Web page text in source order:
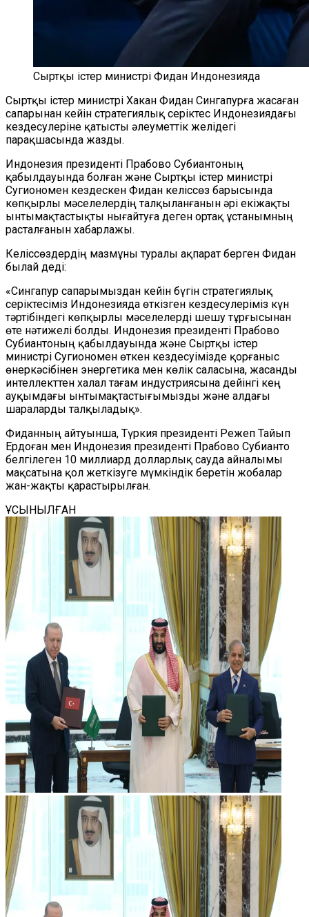
Сыртқы істер министрі Фидан Индонезияда
Сыртқы істер министрі Хакан Фидан Сингапурға жасаған
сапарынан кейін стратегиялық серіктес Индонезиядағы
кездесулеріне қатысты әлеуметтік желідегі
парақшасында жазды.
Индонезия президенті Прабово Субиантоның
қабылдауында болған және Сыртқы істер министрі
Сугиономен кездескен Фидан келіссөз барысында
көпқырлы мәселелердің талқыланғанын әрі екіжақты
ынтымақтастықты нығайтуға деген ортақ ұстанымның
расталғанын хабарлажы.
Келіссөздердің мазмұны туралы ақпарат берген Фидан
былай деді:
«Сингапур сапарымыздан кейін бүгін стратегиялық
серіктесіміз Индонезияда өткізген кездесулеріміз күн
тәртібіндегі көпқырлы мәселелерді шешу тұрғысынан
өте нәтижелі болды. Индонезия президенті Прабово
Субиантоның қабылдауында және Сыртқы істер
министрі Сугиономен өткен кездесуімізде қорғаныс
өнеркәсібінен энергетика мен көлік саласына, жасанды
интеллекттен халал тағам индустриясына дейінгі кең
ауқымдағы ынтымақтастығымызды және алдағы
шараларды талқыладық».
Фиданның айтуынша, Түркия президенті Режеп Тайып
Ердоған мен Индонезия президенті Прабово Субианто
белгілеген 10 миллиард долларлық сауда айналымы
мақсатына қол жеткізуге мүмкіндік беретін жобалар
жан-жақты қарастырылған.
ҰСЫНЫЛҒАН